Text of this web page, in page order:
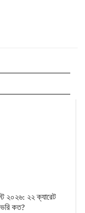
২০২৬: ২২ ক্যারেট
ভরি কত?